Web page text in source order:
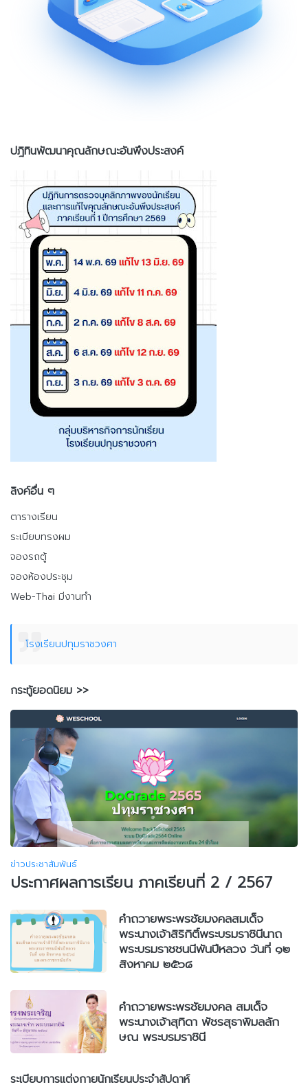
ปฎิทินพัฒนาคุณลักษณะอันพึงประสงค์
ลิงค์อื่น ๆ
ตารางเรียน
ระเบียบทรงผม
จองรถตู้
จองห้องประชุม
Web-Thai มีงานทำ
โรงเรียนปทุมราชวงศา
กระทู้ยอดนิยม >>
ข่าวประชาสัมพันธ์
ประกาศผลการเรียน ภาคเรียนที่ 2 / 2567
คำถวายพระพรชัยมงคลสมเด็จ
พระนางเจ้าสิริกิติ์พระบรมราชินีนาถ
พระบรมราชชนนีพันปีหลวง วันที่ ๑๒
สิงหาคม ๒๕๖๘
คำถวายพระพรชัยมงคล สมเด็จ
พระนางเจ้าสุทิดา พัชรสุธาพิมลลัก
ษณ พระบรมราชินี
ระเบียบการแต่งกายนักเรียนประจำสัปดาห์